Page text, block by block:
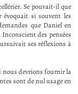
Se pouvait-il que
si souvent les
que Daniel en
des pensées
ses réflexions à
nous devrions fournir la
sont de nul usage en